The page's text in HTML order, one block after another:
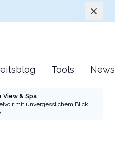
Tools News
View & Spa
mit unvergesslichem Blick